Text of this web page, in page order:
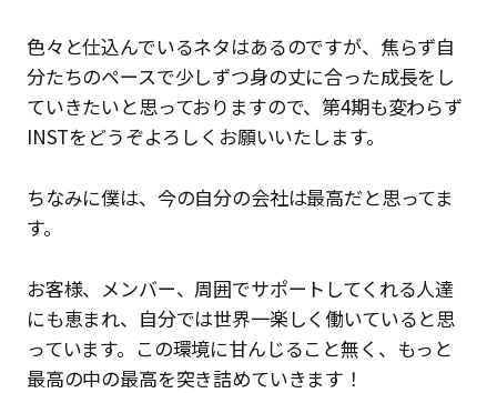
色々と仕込んでいるネタはあるのですが、焦らず自
分たちのペースで少しずつ身の丈に合った成長をし
ていきたいと思っておりますので、第4期も変わらず
INSTをどうぞよろしくお願いいたします。
ちなみに僕は、今の自分の会社は最高だと思ってま
す。
お客様、メンバー、周囲でサポートしてくれる人達
にも恵まれ、自分では世界一楽しく働いていると思
っています。この環境に甘んじること無く、もっと
最高の中の最高を突き詰めていきます！